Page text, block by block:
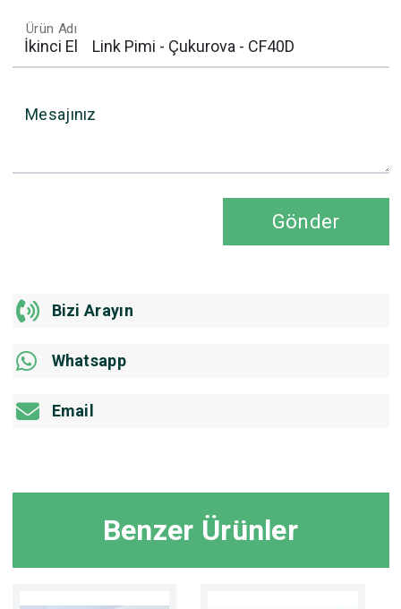
Ürün Adı
Mesajınız
Gönder
Bizi Arayın
Whatsapp
Email
Benzer Ürünler